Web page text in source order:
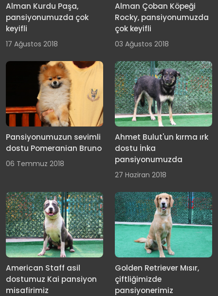
Alman Kurdu Paşa,
pansiyonumuzda çok
keyifli
17 Ağustos 2018
Alman Çoban Köpeği
Rocky, pansiyonumuzda
çok keyifli
03 Ağustos 2018
Pansiyonumuzun sevimli
dostu Pomeranian Bruno
06 Temmuz 2018
Ahmet Bulut'un kırma ırk
dostu İnka
pansiyonumuzda
27 Haziran 2018
American Staff asil
dostumuz Kai pansiyon
misafirimiz
Golden Retriever Mısır,
çiftliğimizde
pansiyonerimiz